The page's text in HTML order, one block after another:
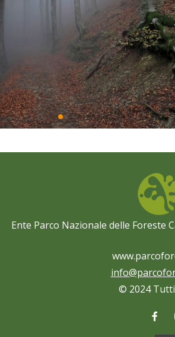
Ente Parco Nazionale delle Foreste
© 2024